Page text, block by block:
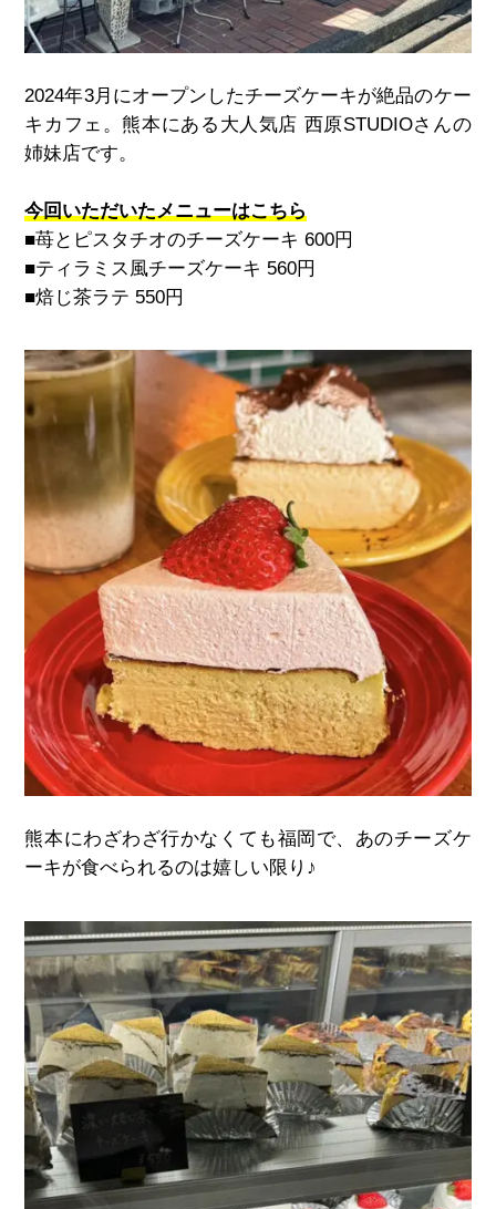
2024年3月にオープンしたチーズケーキが絶品のケー
キカフェ。熊本にある大人気店 西原STUDIOさんの
姉妹店です。
今回いただいたメニューはこちら
■苺とピスタチオのチーズケーキ 600円
■ティラミス風チーズケーキ 560円
■焙じ茶ラテ 550円
熊本にわざわざ行かなくても福岡で、あのチーズケ
ーキが食べられるのは嬉しい限り♪